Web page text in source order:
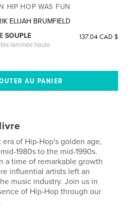
HIP HOP WAS FUN
ELIJAH BRUMFIELD
SOUPLE
laminée haute
137.04 CAD $
of Hip-Hop's golden age,
1980s to the mid-1990s.
a time of remarkable growth
influential artists left an
music industry. Join us in
of Hip-Hop through our